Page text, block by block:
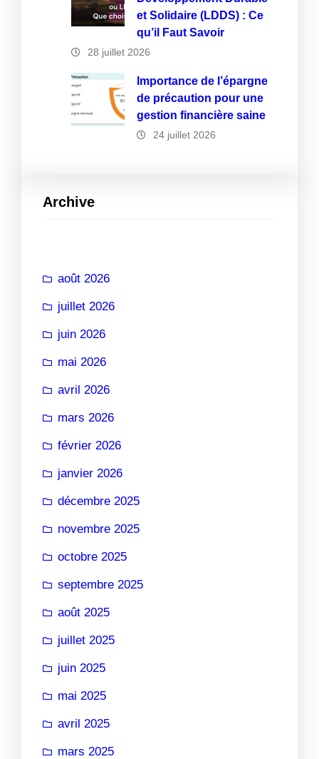
et Solidaire (LDDS) : Ce
qu’il Faut Savoir
28 juillet 2026
Importance de l’épargne
de précaution pour une
gestion financière saine
24 juillet 2026
Archive
août 2026
juillet 2026
juin 2026
mai 2026
avril 2026
mars 2026
février 2026
janvier 2026
décembre 2025
novembre 2025
octobre 2025
septembre 2025
août 2025
juillet 2025
juin 2025
mai 2025
avril 2025
mars 2025